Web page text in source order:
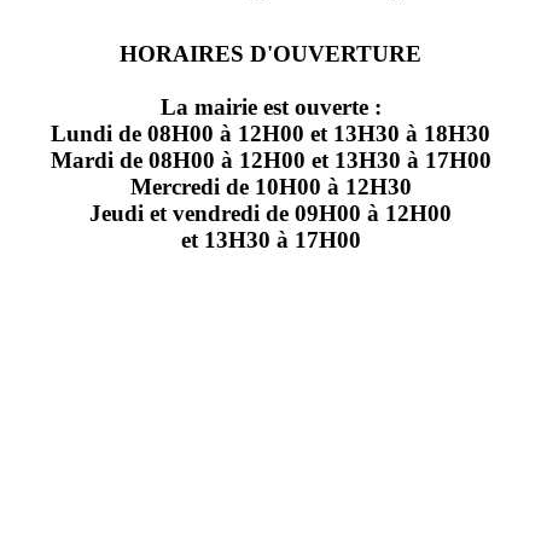
HORAIRES D'OUVERTURE
La mairie est ouverte :
Lundi de 08H00 à 12H00 et 13H30 à 18H30
Mardi de 08H00 à 12H00 et 13H30 à 17H00
Mercredi de 10H00 à 12H30
Jeudi et vendredi de 09H00 à 12H00
et 13H30 à 17H00